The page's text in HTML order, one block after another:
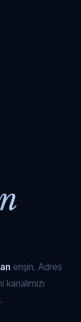
erişin. Adres